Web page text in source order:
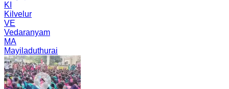
KI
Kilvelur
VE
Vedaranyam
MA
Mayiladuthurai